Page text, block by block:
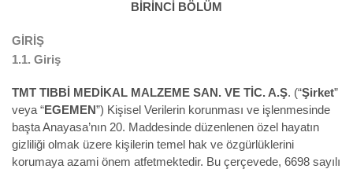
BİRİNCİ BÖLÜM
GİRİŞ
1.1. Giriş
TMT TIBBİ MEDİKAL MALZEME SAN. VE TİC. A.Ş. (“Şirket”
veya “EGEMEN”) Kişisel Verilerin korunması ve işlenmesinde
başta Anayasa’nın 20. Maddesinde düzenlenen özel hayatın
gizliliği olmak üzere kişilerin temel hak ve özgürlüklerini
korumaya azami önem atfetmektedir. Bu çerçevede, 6698 sayılı